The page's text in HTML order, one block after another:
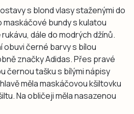
s blond vlasy staženými do
maskáčové bundy s kulatou
dále do modrých džínů.
černé barvy s bílou
značky Adidas. Přes pravé
černou tašku s bílými nápisy
měla maskáčovou kšiltovku
Na obličeji měla nasazenou